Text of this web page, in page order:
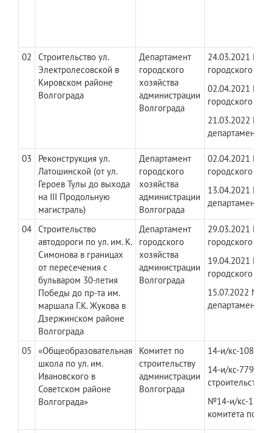
02
Строительство ул.
Электролесовской в
Кировском районе
Волгограда
Департамент
городского
хозяйства
администрации
Волгограда
24.03.2021 №
городского
02.04.2021 №
городского
21.03.2022 №
департамента
03
Реконструкция ул.
Латошинской (от ул.
Героев Тулы до выхода
на III Продольную
магистраль)
Департамент
городского
хозяйства
администрации
Волгограда
02.04.2021 №
городского
13.04.2021 №
департамента
04 Строительство
автодороги по ул. им. К.
Симонова в границах
от пересечения с
бульваром 30-летия
Победы до пр-та им.
маршала Г.К. Жукова в
Дзержинском районе
Волгограда
Департамент
городского
хозяйства
администрации
Волгограда
29.03.2021 №
городского
19.04.2021 №
городского
15.07.2022 №
департамента
05
«Общеобразовательная
школа по ул. им.
Ивановского в
Советском районе
Волгограда»
Комитет по
строительству
администрации
Волгограда
​14-и/кс-1082
14-и/кс-779
строительству
№14-и/кс-1229
комитета по